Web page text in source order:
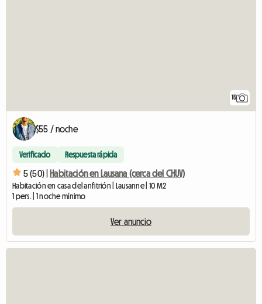
15
$55 / noche
Verificado Respuesta rápida
5 (50) | Habitación en Lausana (cerca del CHUV)
Habitación en casa del anfitrión | Lausanne | 10 M2
1 pers. | 1 noche mínimo
Ver anuncio